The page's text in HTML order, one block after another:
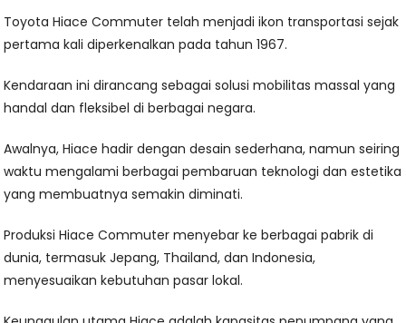
Toyota Hiace Commuter telah menjadi ikon transportasi sejak
pertama kali diperkenalkan pada tahun 1967.
Kendaraan ini dirancang sebagai solusi mobilitas massal yang
handal dan fleksibel di berbagai negara.
Awalnya, Hiace hadir dengan desain sederhana, namun seiring
waktu mengalami berbagai pembaruan teknologi dan estetika
yang membuatnya semakin diminati.
Produksi Hiace Commuter menyebar ke berbagai pabrik di
dunia, termasuk Jepang, Thailand, dan Indonesia,
menyesuaikan kebutuhan pasar lokal.